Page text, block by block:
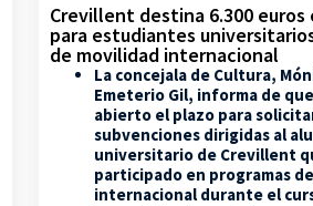
Crevillent destina 6.300 euros
para estudiantes
de movilidad internacional
La concejala de Cultura,
Emeterio Gil, informa de
abierto el plazo para
subvenciones dirigidas al
universitario de Crevillent
participado en programas
internacional durante el